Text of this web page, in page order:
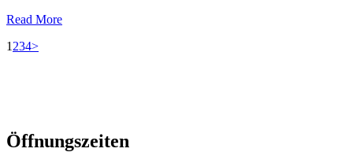
Read More
Seitennummerierung
Page
1 Page
2Page
3Page
4>
Öffnungszeiten